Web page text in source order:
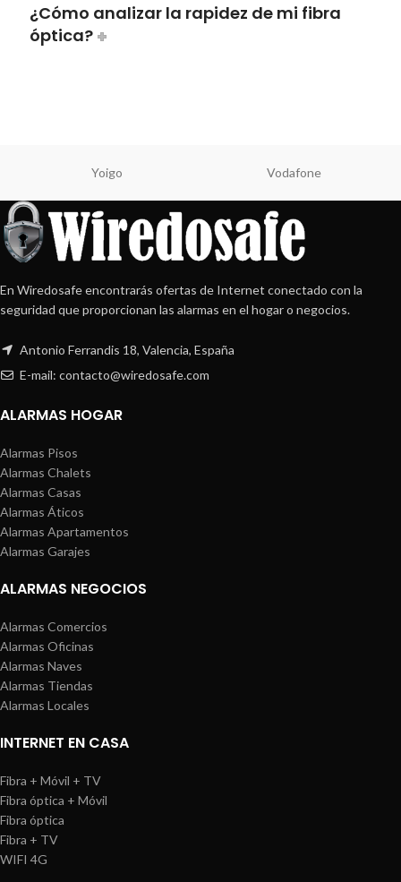
¿Cómo analizar la rapidez de mi fibra
óptica?
Yoigo Vodafone
En Wiredosafe encontrarás ofertas de Internet conectado con la
seguridad que proporcionan las alarmas en el hogar o negocios.
Antonio Ferrandis 18, Valencia, España
E-mail: contacto@wiredosafe.com
ALARMAS HOGAR
Alarmas Pisos
Alarmas Chalets
Alarmas Casas
Alarmas Áticos
Alarmas Apartamentos
Alarmas Garajes
ALARMAS NEGOCIOS
Alarmas Comercios
Alarmas Oficinas
Alarmas Naves
Alarmas Tiendas
Alarmas Locales
INTERNET EN CASA
Fibra + Móvil + TV
Fibra óptica + Móvil
Fibra óptica
Fibra + TV
WIFI 4G